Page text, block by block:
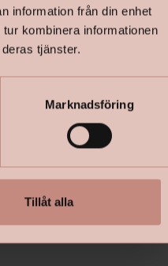
information från din enhet
kombinera informationen
tjänster.
Marknadsföring
Tillåt alla
från LADY - klicka här för